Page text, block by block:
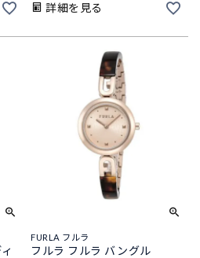
詳細を見る
FURLA フルラ
フルラ フルラ バングル